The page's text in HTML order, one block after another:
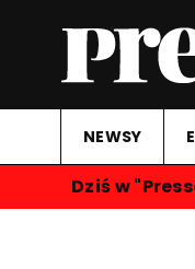
NEWSY
Dziś w